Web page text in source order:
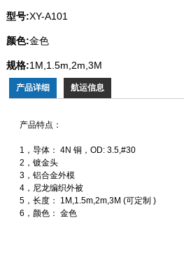
型号:XY-A101
颜色:金色
规格:1M,1.5m,2m,3M
产品详细 航运信息
产品特点：
1，导体： 4N 铜，OD: 3.5,#30
2，镀金头
3，铝合金外模
4，尼龙编织外被
5，长度： 1M,1.5m,2m,3M (可定制 )
6，颜色： 金色